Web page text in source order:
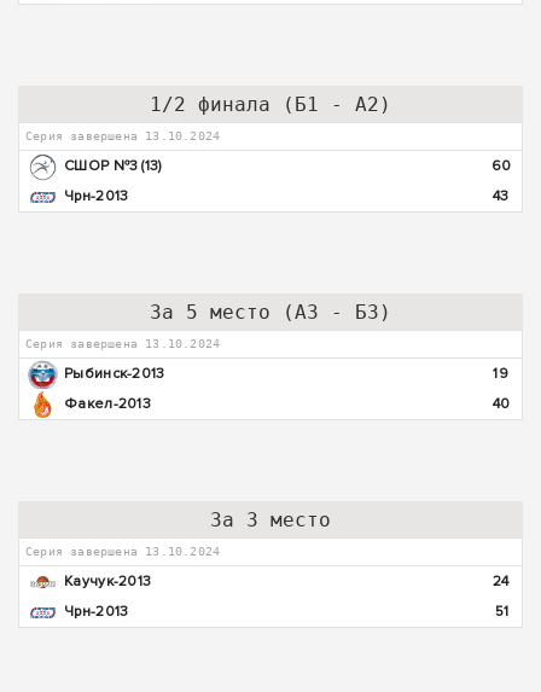
1/2 финала (Б1 - А2)
Серия завершена 13.10.2024
СШОР №3 (13)
60
Чрн-2013
43
За 5 место (А3 - Б3)
Серия завершена 13.10.2024
Рыбинск-2013
19
Факел-2013
40
За 3 место
Серия завершена 13.10.2024
Каучук-2013
24
Чрн-2013
51